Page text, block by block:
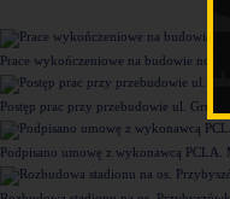
Prace wykończeniowe na budowie
Postęp prac przy przebudowie ul.
Podpisano umowę z wykonawcą